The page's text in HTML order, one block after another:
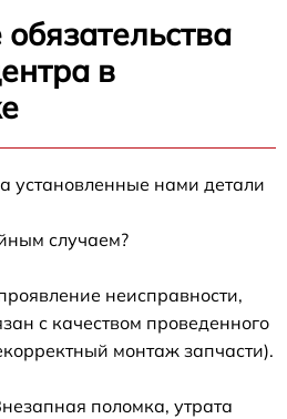
в
установленные нами детали
случаем?
неисправности,
с качеством проведенного
монтаж запчасти).
поломка, утрата